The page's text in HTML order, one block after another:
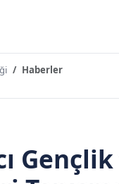
Haberler